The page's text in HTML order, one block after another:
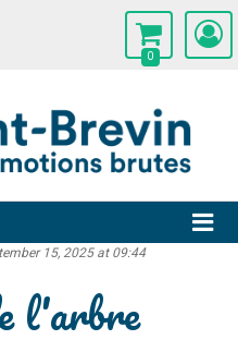
0
15, 2025 at 09:44
l'arbre